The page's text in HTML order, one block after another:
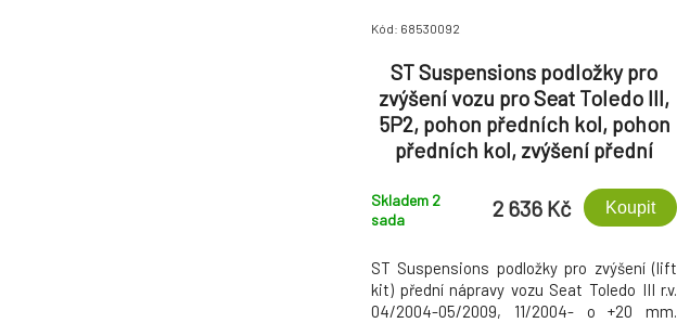
Kód: 68530092
ST Suspensions podložky pro
zvýšení vozu pro Seat Toledo III,
5P2, pohon předních kol, pohon
předních kol, zvýšení přední
Skladem 2
sada
2 636 Kč Koupit
ST Suspensions podložky pro zvýšení (lift
kit) přední nápravy vozu Seat Toledo III r.v.
04/2004-05/2009, 11/2004- o +20 mm.